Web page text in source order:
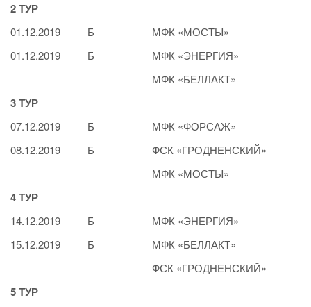
2 ТУР
01.12.2019 Б
МФК «МОСТЫ»
01.12.2019
Б
МФК «ЭНЕРГИЯ»
МФК «БЕЛЛАКТ»
3 ТУР
07.12.2019 Б
МФК «ФОРСАЖ»
08.12.2019
Б
ФСК «ГРОДНЕНСКИЙ»
МФК «МОСТЫ»
4 ТУР
14.12.2019 Б
МФК «ЭНЕРГИЯ»
15.12.2019
Б
МФК «БЕЛЛАКТ»
ФСК «ГРОДНЕНСКИЙ»
5 ТУР